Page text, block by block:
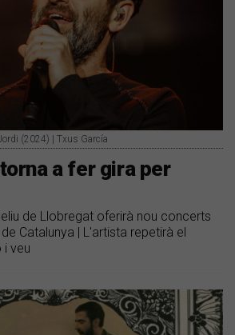
(2024) | Txus García
a fer gira per
de Llobregat oferirà nou concerts
Catalunya | L'artista repetirà el
i veu